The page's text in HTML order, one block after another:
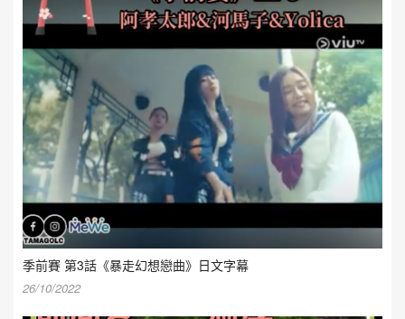
季前賽 第3話《暴走幻想戀曲》日文字幕
26/10/2022